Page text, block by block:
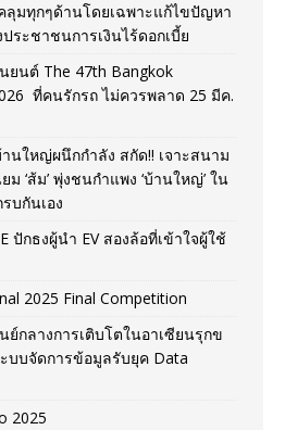
มทุกๆด้านโดยเฉพาะแก้ไขปัญหา
ระชาชนการเงินไร้ดอกเบี้ย
ยนต์ The 47th Bangkok
ที่คนรักรถ ไม่ควรพลาด 25 มีค.
นใหญ่ผนึกกำลัง สกัด!! เจาะสนาม
‘ส้ม’ พุ่งชนกำแพง ‘บ้านใหญ่’ ใน
บกันเอง
ปักธงผู้นำ EV สองล้อที่เข้าใจผู้ใช้
2025 Final Competition
ย์กลางการเติบโตในอาเซียนรุกข
บบจัดการข้อมูลรับยุค Data
2025